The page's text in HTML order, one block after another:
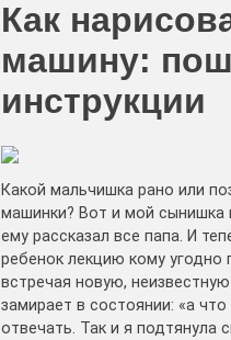
Как
машину:
инструкции
Какой мальчишка рано или
машинки? Вот и мой
ему рассказал все папа. И
ребенок лекцию кому угодно
встречая новую,
замирает в состоянии: «а
отвечать. Так и я подтянула